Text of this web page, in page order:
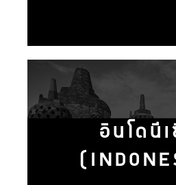
อินโดนี